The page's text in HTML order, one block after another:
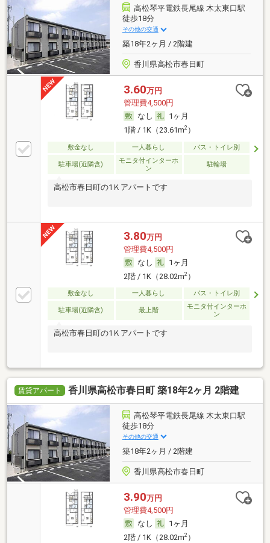
高松琴平電鉄長尾線 木太東口駅
徒歩18分
その他の交通
築18年2ヶ月 / 2階建
香川県高松市春日町
3.60万円
管理費4,500円
なし
1ヶ月
1階 / 1K（23.61m2）
敷金なし 一人暮らし バス・トイレ別
駐車場(近隣含)
モニタ付インターホ
ン
駐輪場
高松市春日町の1Ｋアパートです
3.80万円
管理費4,500円
なし
1ヶ月
2階 / 1K（28.02m2）
敷金なし 一人暮らし バス・トイレ別
駐車場(近隣含) 最上階
モニタ付インターホ
ン
高松市春日町の1Ｋアパートです
賃貸アパート 香川県高松市春日町 築18年2ヶ月 2階建
高松琴平電鉄長尾線 木太東口駅
徒歩18分
その他の交通
築18年2ヶ月 / 2階建
香川県高松市春日町
3.90万円
管理費4,500円
なし
1ヶ月
2階 / 1K（28.02m2）